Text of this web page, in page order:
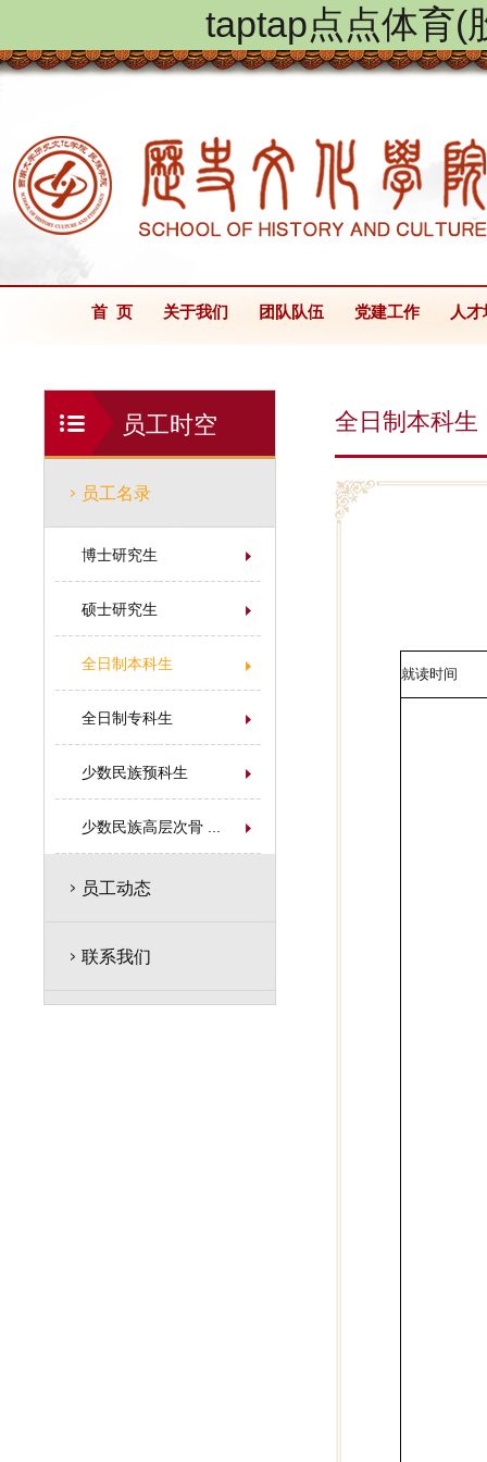
taptap点点体育(
首 页 关于我们 团队队伍 党建工作 人
员工时空
员工名录
博士研究生
硕士研究生
全日制本科生
全日制专科生
少数民族预科生
少数民族高层次骨 ...
员工动态
联系我们
全日制本科生
就读时间